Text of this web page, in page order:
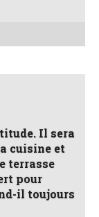
Il sera
cuisine et
terrasse
pour
il toujours